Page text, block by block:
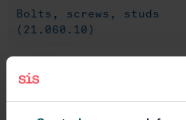
Bolts, screws, studs
(21.060.10)